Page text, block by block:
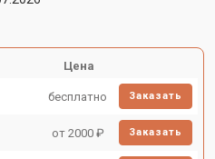
Цена
бесплатно Заказать
от 2000 ₽ Заказать